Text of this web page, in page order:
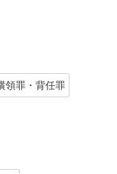
領罪・背任罪